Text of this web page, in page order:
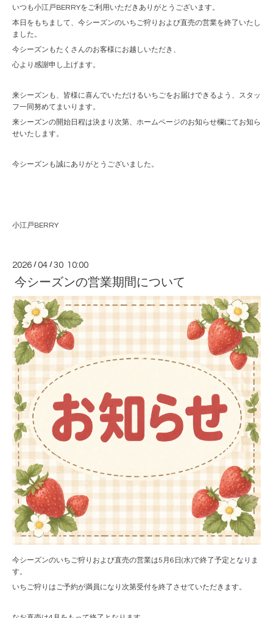
いつも小江戸BERRYをご利用いただきありがとうございます。
本日をもちまして、今シーズンのいちご狩りおよび直売の営業を終了いたし
ました。
今シーズンもたくさんのお客様にお越しいただき、
心より感謝申し上げます。
来シーズンも、皆様に喜んでいただけるいちごをお届けできるよう、スタッ
フ一同努めてまいります。
来シーズンの開始日程は決まり次第、ホームページのお知らせ欄にてお知ら
せいたします。
今シーズンも誠にありがとうございました。
小江戸BERRY
2026 /04 /30 10:00
今シーズンの営業期間について
今シーズンのいちご狩りおよび直売の営業は5月6日(水)で終了予定となりま
す。
いちご狩りはご予約が満員になり次第受付を終了させていただきます。